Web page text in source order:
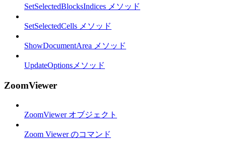
SetSelectedBlocksIndices メソッド
SetSelectedCells メソッド
ShowDocumentArea メソッド
UpdateOptionsメソッド
ZoomViewer
ZoomViewer オブジェクト
Zoom Viewer のコマンド